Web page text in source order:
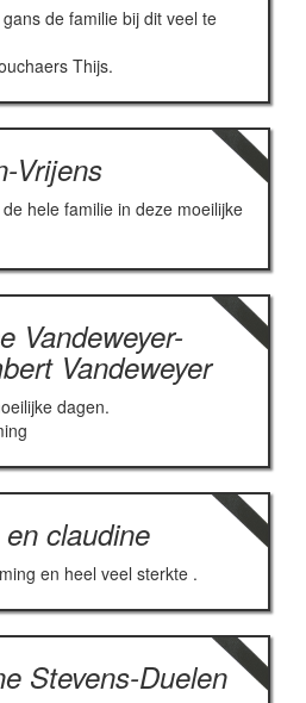
de familie bij dit veel te
Thijs.
Vrijens
hele familie in deze moeilijke
Vandeweyer-
Vandeweyer
dagen.
claudine
en heel veel sterkte .
Stevens-Duelen